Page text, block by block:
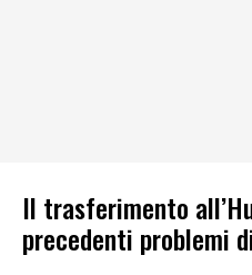
Il trasferimento
precedenti problemi